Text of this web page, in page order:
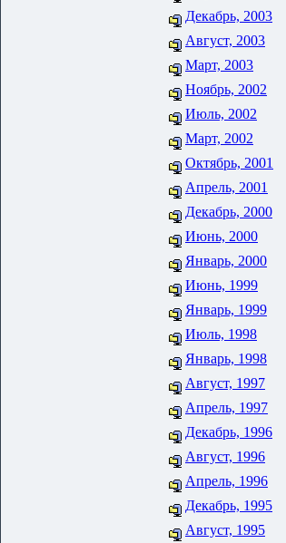
Декабрь, 2003
Август, 2003
Март, 2003
Ноябрь, 2002
Июль, 2002
Март, 2002
Октябрь, 2001
Апрель, 2001
Декабрь, 2000
Июнь, 2000
Январь, 2000
Июнь, 1999
Январь, 1999
Июль, 1998
Январь, 1998
Август, 1997
Апрель, 1997
Декабрь, 1996
Август, 1996
Апрель, 1996
Декабрь, 1995
Август, 1995